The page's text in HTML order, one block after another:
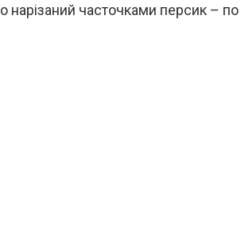
нарізаний часточками персик – по